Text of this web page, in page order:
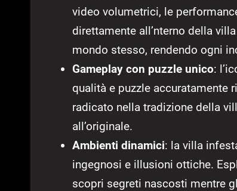
video volumetrici, le
direttamente all’nterno della
mondo stesso, rendendo ogni
Gameplay con puzzle unico:
qualità e puzzle accuratamente
radicato nella tradizione della
all’originale.
Ambienti dinamici: la villa
ingegnosi e illusioni ottiche.
scopri segreti nascosti mentre